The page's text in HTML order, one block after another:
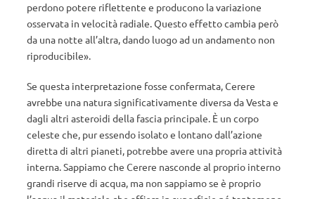
perdono potere riflettente e producono la variazione
osservata in velocità radiale. Questo effetto cambia però
da una notte all’altra, dando luogo ad un andamento non
riproducibile».
Se questa interpretazione fosse confermata, Cerere
avrebbe una natura significativamente diversa da Vesta e
dagli altri asteroidi della fascia principale. È un corpo
celeste che, pur essendo isolato e lontano dall’azione
diretta di altri pianeti, potrebbe avere una propria attività
interna. Sappiamo che Cerere nasconde al proprio interno
grandi riserve di acqua, ma non sappiamo se è proprio